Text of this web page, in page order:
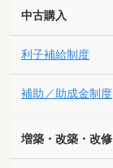
中古購入
利子補給制度
補助／助成金制度
増築・改築・改修